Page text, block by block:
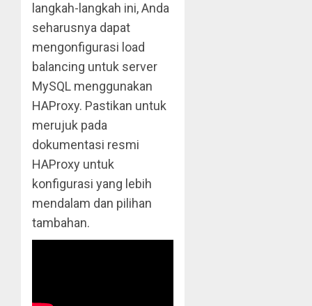
langkah-langkah ini, Anda
seharusnya dapat
mengonfigurasi load
balancing untuk server
MySQL menggunakan
HAProxy. Pastikan untuk
merujuk pada
dokumentasi resmi
HAProxy untuk
konfigurasi yang lebih
mendalam dan pilihan
tambahan.